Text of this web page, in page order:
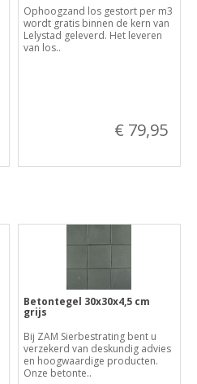
Ophoogzand los gestort per m3
wordt gratis binnen de kern van
Lelystad geleverd. Het leveren
van los..
€ 79,95
Betontegel 30x30x4,5 cm
grijs
Bij ZAM Sierbestrating bent u
verzekerd van deskundig advies
en hoogwaardige producten.
Onze betonte..